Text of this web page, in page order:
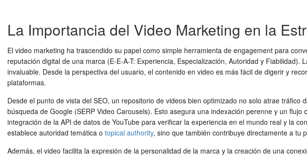
La Importancia del Video Marketing en la
El video marketing ha trascendido su papel como simple herramienta de engagement para
reputación digital de una marca (E-E-A-T: Experiencia, Especialización, Autoridad y
invaluable. Desde la perspectiva del usuario, el contenido en video es más fácil de digerir y
plataformas.
Desde el punto de vista del SEO, un repositorio de videos bien optimizado no solo atrae
búsqueda de Google (SERP Video Carousels). Esto asegura una indexación perenne y un
integración de la API de datos de YouTube para verificar la experiencia en el mundo real y la
establece autoridad temática o topical authority, sino que también contribuye directamente a tu
Además, el video facilita la expresión de la personalidad de la marca y la creación de una